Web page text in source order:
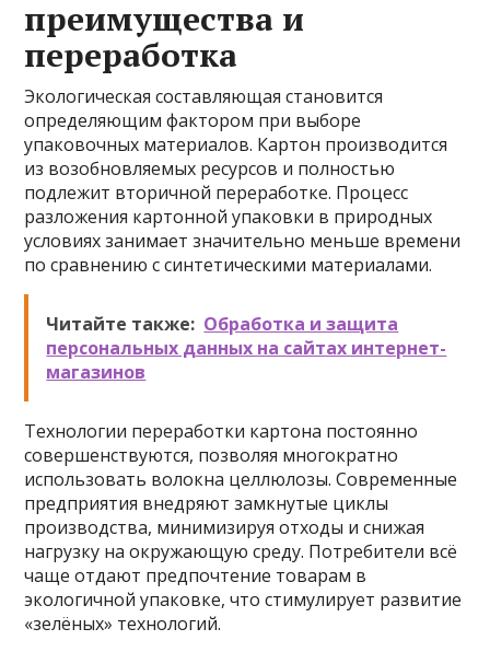
преимущества и
переработка
Экологическая составляющая становится
определяющим фактором при выборе
упаковочных материалов. Картон производится
из возобновляемых ресурсов и полностью
подлежит вторичной переработке. Процесс
разложения картонной упаковки в природных
условиях занимает значительно меньше времени
по сравнению с синтетическими материалами.
Читайте также: Обработка и защита
персональных данных на сайтах интернет-
магазинов
Технологии переработки картона постоянно
совершенствуются, позволяя многократно
использовать волокна целлюлозы. Современные
предприятия внедряют замкнутые циклы
производства, минимизируя отходы и снижая
нагрузку на окружающую среду. Потребители всё
чаще отдают предпочтение товарам в
экологичной упаковке, что стимулирует развитие
«зелёных» технологий.